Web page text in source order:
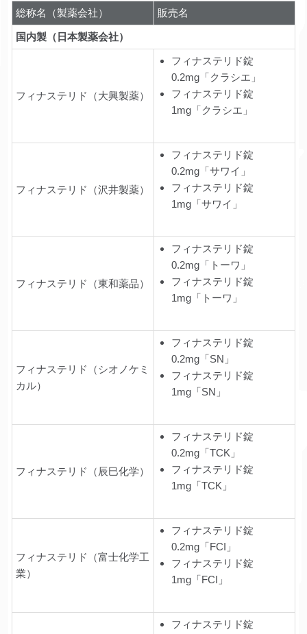
総称名（製薬会社） 販売名
国内製（日本製薬会社）
フィナステリド（大興製薬）
フィナステリド錠
0.2mg「クラシエ」
フィナステリド錠
1mg「クラシエ」
フィナステリド（沢井製薬）
フィナステリド錠
0.2mg「サワイ」
フィナステリド錠
1mg「サワイ」
フィナステリド（東和薬品）
フィナステリド錠
0.2mg「トーワ」
フィナステリド錠
1mg「トーワ」
フィナステリド（シオノケミ
カル）
フィナステリド錠
0.2mg「SN」
フィナステリド錠
1mg「SN」
フィナステリド（辰巳化学）
フィナステリド錠
0.2mg「TCK」
フィナステリド錠
1mg「TCK」
フィナステリド（富士化学工
業）
フィナステリド錠
0.2mg「FCI」
フィナステリド錠
1mg「FCI」
フィナステリド錠